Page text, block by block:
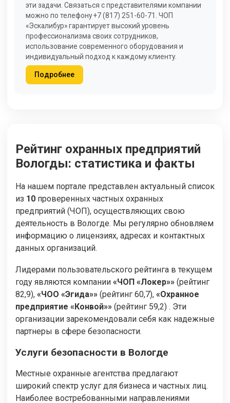
эти задачи. Связаться с представителями компании
можно по телефону +7 (817) 251-60-71. ЧОП
«Эскалибур» гарантирует высокий уровень
профессионализма своих сотрудников,
использование современного оборудования и
индивидуальный подход к каждому клиенту.
Подробнее
Рейтинг охранных предприятий
Вологды: статистика и факты
На нашем портале представлен актуальный список
из 10 проверенных частных охранных
предприятий (ЧОП), осуществляющих свою
деятельность в Вологде. Мы регулярно обновляем
информацию о лицензиях, адресах и контактных
данных организаций.
Лидерами пользовательского рейтинга в текущем
году являются компании «ЧОП «Локер»» (рейтинг
82,9), «ЧОО «Эгида»» (рейтинг 60,7), «Охранное
предприятие «Конвой»» (рейтинг 59,2) . Эти
организации зарекомендовали себя как надежные
партнеры в сфере безопасности.
Услуги безопасности в Вологде
Местные охранные агентства предлагают
широкий спектр услуг для бизнеса и частных лиц.
Наиболее востребованными направлениями